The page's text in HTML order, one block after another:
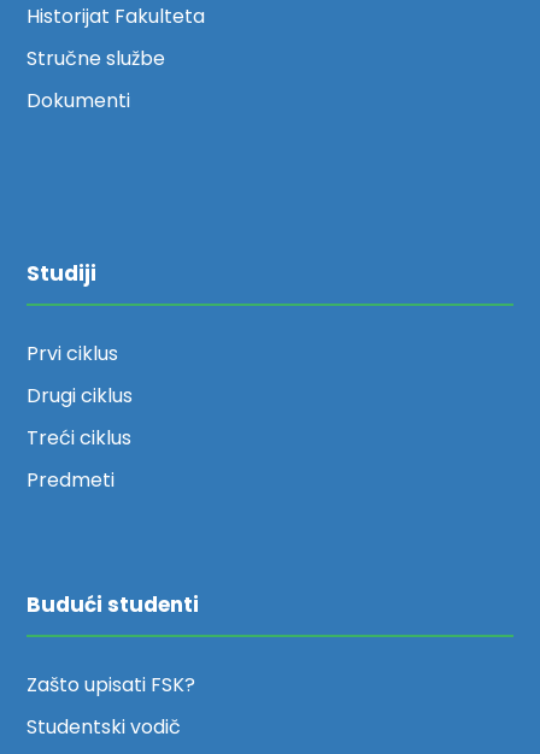
Historijat Fakulteta
Stručne službe
Dokumenti
Studiji
Prvi ciklus
Drugi ciklus
Treći ciklus
Predmeti
Budući studenti
Zašto upisati FSK?
Studentski vodič